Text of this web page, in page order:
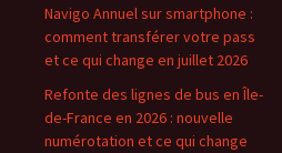
Navigo Annuel sur smartphone :
comment transférer votre pass
et ce qui change en juillet 2026
Refonte des lignes de bus en Île-
de-France en 2026 : nouvelle
numérotation et ce qui change